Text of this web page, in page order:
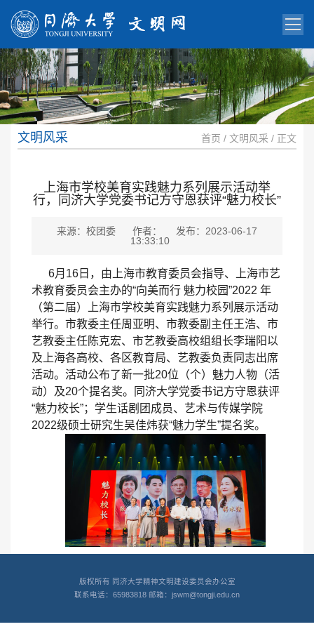
文明风采 首页 / 文明风采 / 正文
上海市学校美育实践魅力系列展示活动举
行，同济大学党委书记方守恩获评“魅力校长”
来源：校团委 作者：
发布：2023-06-17
13:33:10
6月 16 日，由上海市教育委员会指导、上海市艺
术教育委员会主办的“向美而行 魅力校园”2022 年
（第二届）上海市学校美育实践魅力系列展示活动
举行。市教委主任周亚明、市教委副主任王浩、市
艺教委主任陈克宏、市艺教委高校组组长李瑞阳以
及上海各高校、各区教育局、艺教委负责同志出席
活动。 活动公布了新一批20位（个）魅力人物（活
动）及20个提名奖。同济大学党委书记方守恩获评
“魅力校长”；学生话剧团成员、艺术与传媒学院
2022级硕士研究生吴佳炜获“魅力学生”提名奖。
在颁奖环节，方守恩在交流分享时表示，美育
是审美教育、情操教育、心灵教育，是五育并举培
作为时代新人铸魂工程的重要内容，在美育实践中
版权所有 同济大学精神文明建设委员会办公室
联系电话：65983818 邮箱：jswm@tongji.edu.cn